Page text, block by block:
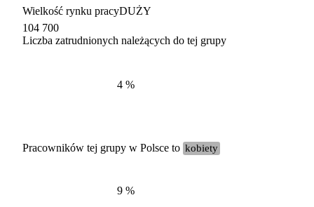
Wielkość rynku pracyDUŻY
104 700
Liczba zatrudnionych należących do tej grupy
4 %
Pracowników tej grupy w Polsce to kobiety
9 %